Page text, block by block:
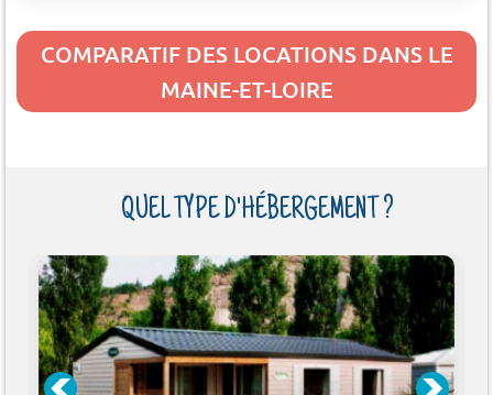
COMPARATIF DES LOCATIONS DANS LE
MAINE-ET-LOIRE
QUEL TYPE D'HÉBERGEMENT ?